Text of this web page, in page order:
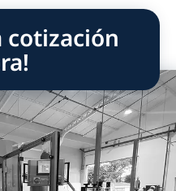
cotización